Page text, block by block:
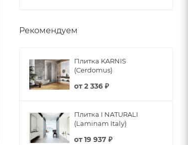
Рекомендуем
Плитка KARNIS
(Cerdomus)
от2 336 ₽
Плитка I NATURALI
(Laminam Italy)
от19 937 ₽